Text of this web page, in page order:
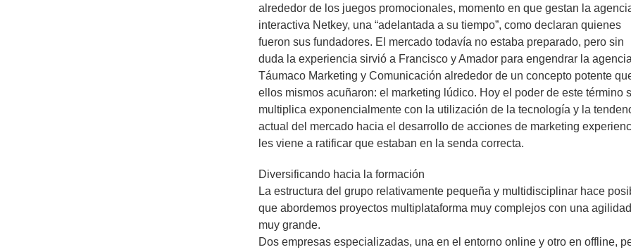
alrededor de los juegos promocionales, momento en que gestan la
interactiva Netkey, una “adelantada a su tiempo”, como declaran quienes
fueron sus fundadores. El mercado todavía no estaba preparado, pero sin
duda la experiencia sirvió a Francisco y Amador para engendrar la agencia
Táumaco Marketing y Comunicación alrededor de un concepto potente
ellos mismos acuñaron: el marketing lúdico. Hoy el poder de este término
multiplica exponencialmente con la utilización de la tecnología y la
actual del mercado hacia el desarrollo de acciones de marketing
les viene a ratificar que estaban en la senda correcta.
Diversificando hacia la formación
La estructura del grupo relativamente pequeña y multidisciplinar hace
que abordemos proyectos multiplataforma muy complejos con una agilidad
muy grande.
Dos empresas especializadas, una en el entorno online y otro en offline,